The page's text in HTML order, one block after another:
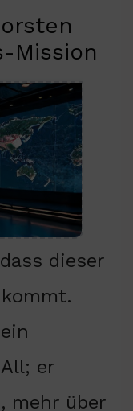
Mission
dieser
er
mehr über